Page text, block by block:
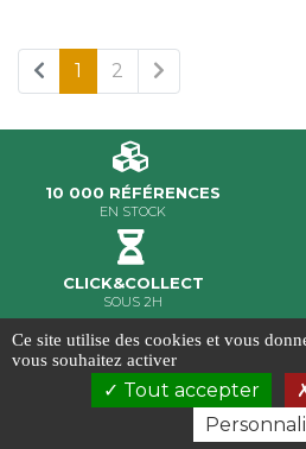
1 2
10 000 RÉFÉRENCES
EN STOCK
CLICK&COLLECT
SOUS 2H
MILER ©2020 - Tous
Conditions Générales de Vente
Crédits et mentions légales
Ab6net
Ce site utilise des cookies et vous
vous souhaitez activer
Tout accepter